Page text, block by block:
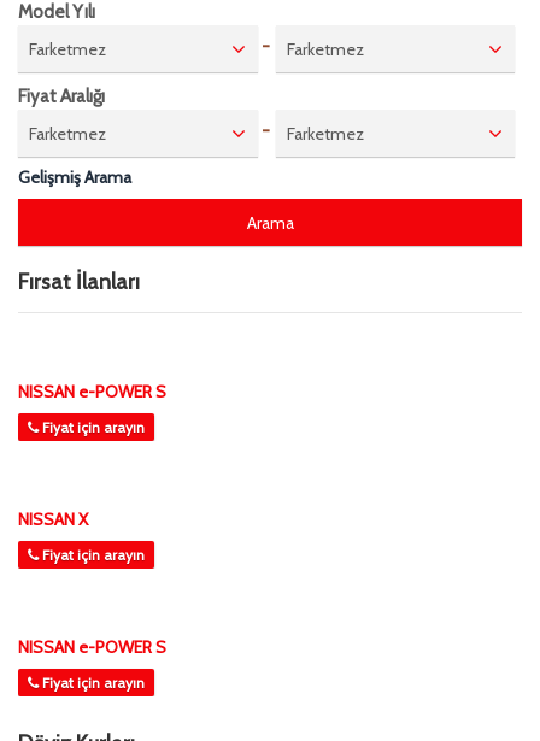
Model Yılı
Farketmez
- Farketmez
Fiyat Aralığı
Farketmez
-
Farketmez
Gelişmiş Arama
Fırsat İlanları
NISSAN e-POWER S
Fiyat için arayın
NISSAN X
Fiyat için arayın
NISSAN e-POWER S
Fiyat için arayın